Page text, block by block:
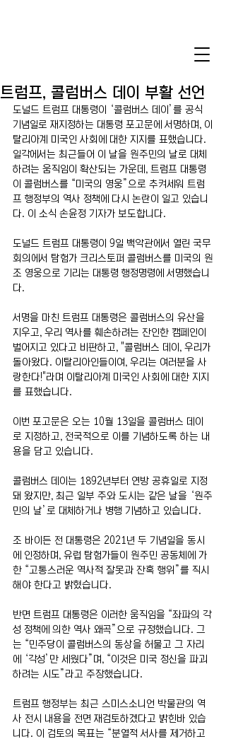
트럼프, 콜럼버스 데이 부활 선언
도널드 트럼프 대통령이 ‘콜럼버스 데이’를 공식
기념일로 재지정하는 대통령 포고문에 서명하며, 이
탈리아계 미국인 사회에 대한 지지를 표했습니다.
일각에서는 최근들어 이 날을 원주민의 날로 대체
하려는 움직임이 확산되는 가운데, 트럼프 대통령
이 콜럼버스를 “미국의 영웅”으로 추켜세워 트럼
프 행정부의 역사 정책에 다시 논란이 일고 있습니
다. 이 소식 손윤정 기자가 보도합니다.
도널드 트럼프 대통령이 9일 백악관에서 열린 국무
회의에서 탐험가 크리스토퍼 콜럼버스를 미국의 원
조 영웅으로 기리는 대통령 행정명령에 서명했습니
다.
서명을 마친 트럼프 대통령은 콜럼버스의 유산을
지우고, 우리 역사를 훼손하려는 잔인한 캠페인이
벌어지고 있다고 비판하고, "콜럼버스 데이, 우리가
돌아왔다. 이탈리아인들이여, 우리는 여러분을 사
랑한다!"라며 이탈리아계 미국인 사회에 대한 지지
를 표했습니다.
이번 포고문은 오는 10월 13일을 콜럼버스 데이
로 지정하고, 전국적으로 이를 기념하도록 하는 내
용을 담고 있습니다.
콜럼버스 데이는 1892년부터 연방 공휴일로 지정
돼 왔지만, 최근 일부 주와 도시는 같은 날을 ‘원주
민의 날’로 대체하거나 병행 기념하고 있습니다.
조 바이든 전 대통령은 2021년 두 기념일을 동시
에 인정하며, 유럽 탐험가들이 원주민 공동체에 가
한 “고통스러운 역사적 잘못과 잔혹 행위”를 직시
해야 한다고 밝혔습니다.
반면 트럼프 대통령은 이러한 움직임을 “좌파의 각
성 정책에 의한 역사 왜곡”으로 규정했습니다. 그
는 “민주당이 콜럼버스의 동상을 허물고 그 자리
에 ‘각성’만 세웠다”며, “이것은 미국 정신을 파괴
하려는 시도”라고 주장했습니다.
트럼프 행정부는 최근 스미스소니언 박물관의 역
사 전시 내용을 전면 재검토하겠다고 밝힌바 있습
니다. 이 검토의 목표는 “분열적 서사를 제거하고